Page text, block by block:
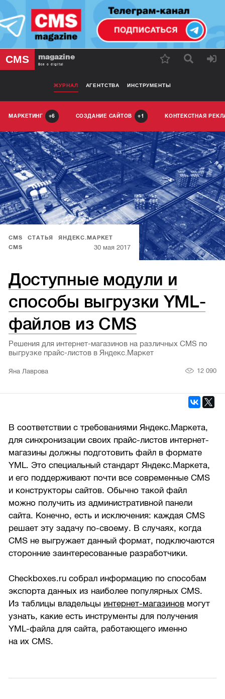
CMS magazine
Все о digital
ЖУРНАЛ АГЕНТСТВА ИНСТРУМЕНТЫ
МАРКЕТИНГ 6 СОЗДАНИЕ САЙТОВ 1 КОНТЕКСТНАЯ
CMS СТАТЬЯ
ЯНДЕКС.МАРКЕТ
CMS
30 мая 2017
Доступные модули и
способы выгрузки YML-
файлов из CMS
Решения для интернет-магазинов на различных CMS по
выгрузке прайс-листов в Яндекс.Маркет
Яна Лаврова 12 090
В соответствии с требованиями Яндекс.Маркета,
для синхронизации своих прайс-листов интернет-
магазины должны подготовить файл в формате
YML. Это специальный стандарт Яндекс.Маркета,
и его поддерживают почти все современные CMS
и конструкторы сайтов. Обычно такой файл
можно получить из административной панели
сайта. Конечно, есть и исключения: каждая CMS
решает эту задачу по-своему. В случаях, когда
CMS не выгружает данный формат, подключаются
сторонние заинтересованные разработчики.
Checkboxes.ru собрал информацию по способам
экспорта данных из наиболее популярных CMS.
Из таблицы владельцы интернет-магазинов могут
узнать, какие есть инструменты для получения
YML-файла для сайта, работающего именно
на их CMS.